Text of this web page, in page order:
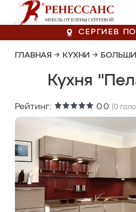
СЕРГИЕВ
ГЛАВНАЯ → КУХНИ →
Кухня
Рейтинг: 0.0 (0